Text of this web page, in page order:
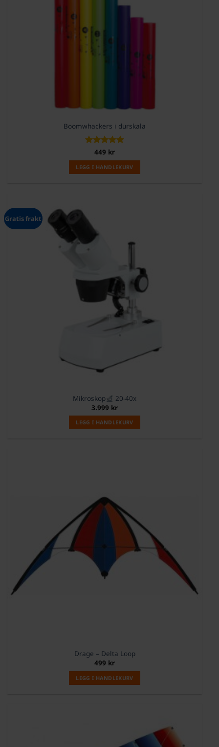
Boomwhackers i durskala
Vurdert5
av 5
449 kr
LEGG I HANDLEKURV
Gratis frakt
Mikroskop
20-40x
3.999 kr
LEGG I HANDLEKURV
Drage – Delta Loop
499 kr
LEGG I HANDLEKURV